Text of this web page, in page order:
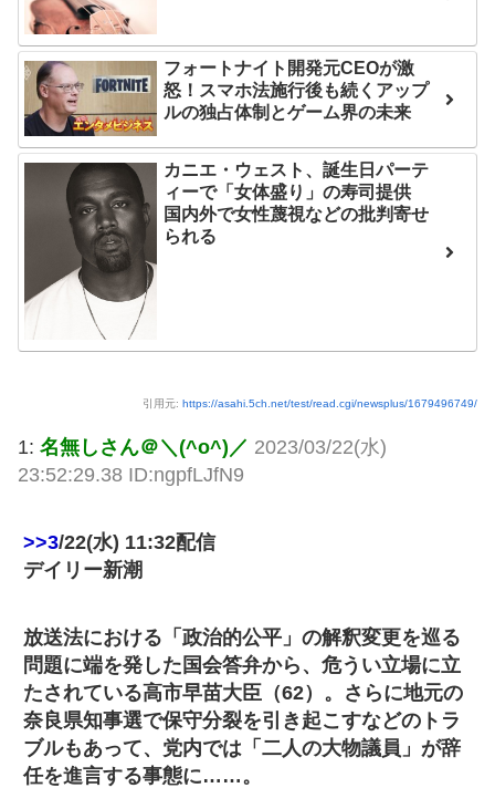
フォートナイト開発元CEOが激
怒！スマホ法施行後も続くアップ
ルの独占体制とゲーム界の未来
カニエ・ウェスト、誕生日パーテ
ィーで「女体盛り」の寿司提供
国内外で女性蔑視などの批判寄せ
られる
引用元: https://asahi.5ch.net/test/read.cgi/newsplus/1679496749/
1: 名無しさん＠＼(^o^)／ 2023/03/22(水)
23:52:29.38 ID:ngpfLJfN9
>>3/22(水) 11:32配信
デイリー新潮
放送法における「政治的公平」の解釈変更を巡る
問題に端を発した国会答弁から、危うい立場に立
たされている高市早苗大臣（62）。さらに地元の
奈良県知事選で保守分裂を引き起こすなどのトラ
ブルもあって、党内では「二人の大物議員」が辞
任を進言する事態に……。